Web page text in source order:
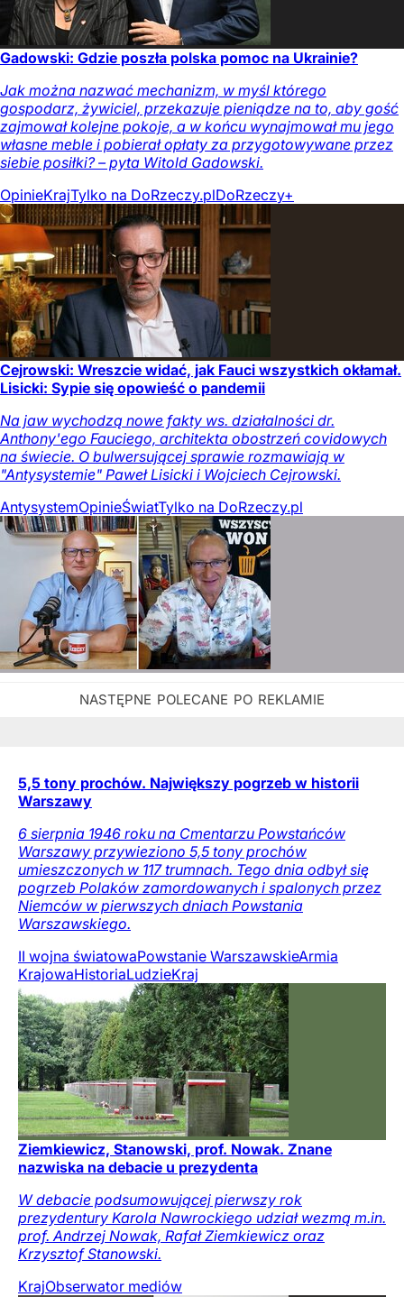
Gadowski: Gdzie poszła polska pomoc na Ukrainie?
Jak można nazwać mechanizm, w myśl którego
gospodarz, żywiciel, przekazuje pieniądze na to, aby gość
zajmował kolejne pokoje, a w końcu wynajmował mu jego
własne meble i pobierał opłaty za przygotowywane przez
siebie posiłki? – pyta Witold Gadowski.
OpinieKrajTylko na DoRzeczy.plDoRzeczy+
Cejrowski: Wreszcie widać, jak Fauci wszystkich okłamał.
Lisicki: Sypie się opowieść o pandemii
Na jaw wychodzą nowe fakty ws. działalności dr.
Anthony'ego Fauciego, architekta obostrzeń covidowych
na świecie. O bulwersującej sprawie rozmawiają w
"Antysystemie" Paweł Lisicki i Wojciech Cejrowski.
AntysystemOpinieŚwiatTylko na DoRzeczy.pl
5,5 tony prochów. Największy pogrzeb w historii
Warszawy
6 sierpnia 1946 roku na Cmentarzu Powstańców
Warszawy przywieziono 5,5 tony prochów
umieszczonych w 117 trumnach. Tego dnia odbył się
pogrzeb Polaków zamordowanych i spalonych przez
Niemców w pierwszych dniach Powstania
Warszawskiego.
II wojna światowaPowstanie WarszawskieArmia
KrajowaHistoriaLudzieKraj
Ziemkiewicz, Stanowski, prof. Nowak. Znane
nazwiska na debacie u prezydenta
W debacie podsumowującej pierwszy rok
prezydentury Karola Nawrockiego udział wezmą m.in.
prof. Andrzej Nowak, Rafał Ziemkiewicz oraz
Krzysztof Stanowski.
KrajObserwator mediów